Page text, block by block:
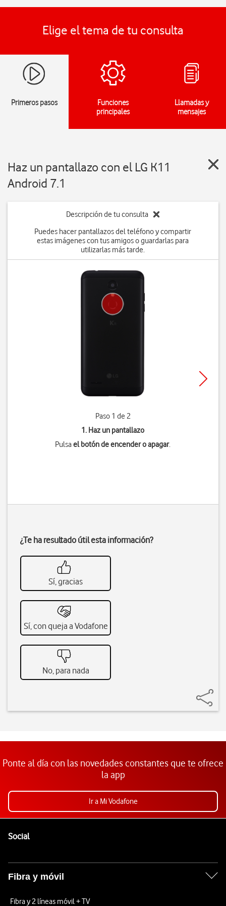
Elige el tema de tu consulta
Primeros pasos
Funciones
principales
Llamadas y
mensajes
Haz un pantallazo con el LG K11
Android 7.1
Descripción de tu consulta
Puedes hacer pantallazos del teléfono y compartir
estas imágenes con tus amigos o guardarlas para
utilizarlas más tarde.
Paso 1 de 2
1. Haz un pantallazo
Pulsael botón de encender o apagar.
¿Te ha resultado útil esta información?
Sí, gracias
Sí, con queja a Vodafone
No, para nada
Ponte al día con las novedades constantes que te ofrece
la app
Ir a Mi Vodafone
SocialEnlaces a las redes sociales de Vodafone
Fibra y móvil
Fibra y 2 líneas móvil + TV